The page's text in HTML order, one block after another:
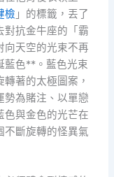
檢 」的標籤，丟了
對抗金牛座的「霸
向天空的光束不再
藍色**。藍色光束
著的太極圖案，
勢為賭注、以單戀
色與金色的光芒在
不斷旋轉的怪異氣